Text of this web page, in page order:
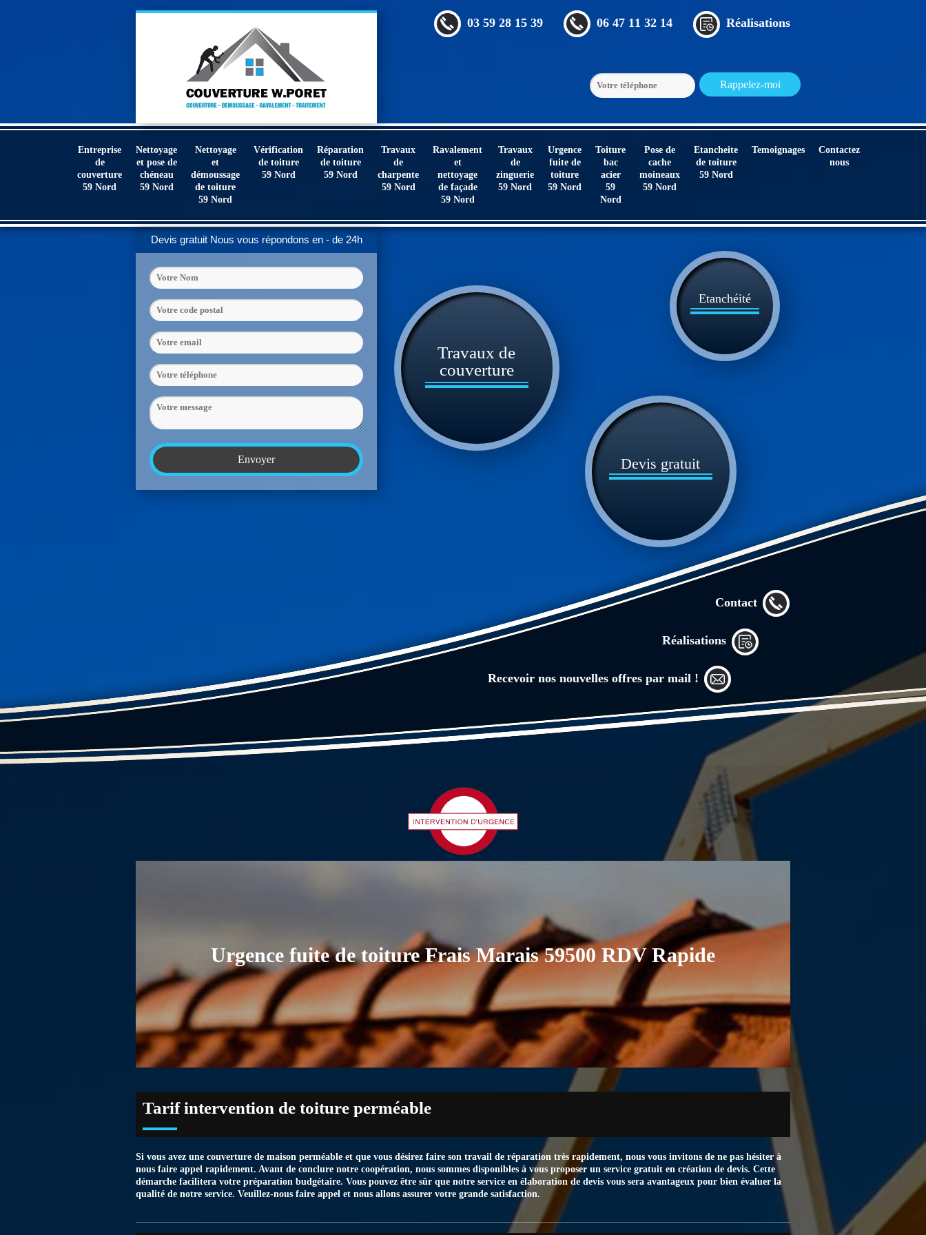
03 59 28 15 39 06 47 11 32 14 Réalisations
Entreprise
de
couverture
59 Nord
Nettoyage
et pose de
chéneau
59 Nord
Nettoyage
et
démoussage
de toiture
59 Nord
Vérification
de toiture
59 Nord
Réparation
de toiture
59 Nord
Travaux
de
charpente
59 Nord
Ravalement
et
nettoyage
de façade
59 Nord
Travaux
de
zinguerie
59 Nord
Urgence
fuite de
toiture
59 Nord
Toiture
bac
acier
59
Nord
Pose de
cache
moineaux
59 Nord
Etancheite
de toiture
59 Nord
Temoignages
Contactez
nous
Devis gratuit Nous vous répondons en - de 24h
Devis gratuit
Etanchéité
Travaux de
couverture
Contact
Réalisations
Recevoir nos nouvelles offres par mail !
Urgence fuite de toiture Frais Marais 59500 RDV Rapide
Tarif intervention de toiture perméable
Si vous avez une couverture de maison perméable et que vous désirez faire son travail de réparation très rapidement, nous vous invitons de ne pas hésiter à
nous faire appel rapidement. Avant de conclure notre coopération, nous sommes disponibles à vous proposer un service gratuit en création de devis. Cette
démarche facilitera votre préparation budgétaire. Vous pouvez être sûr que notre service en élaboration de devis vous sera avantageux pour bien évaluer la
qualité de notre service. Veuillez-nous faire appel et nous allons assurer votre grande satisfaction.